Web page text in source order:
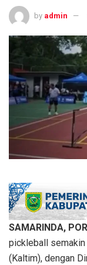
by admin
SAMARINDA,
pickleball semakin
(Kaltim), dengan